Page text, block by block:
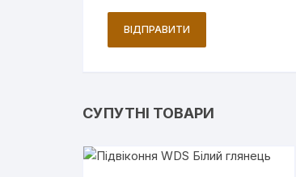
СУПУТНІ ТОВАРИ